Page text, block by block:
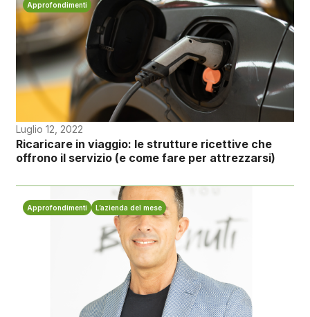
Approfondimenti
Luglio 12, 2022
Ricaricare in viaggio: le strutture ricettive che
offrono il servizio (e come fare per attrezzarsi)
Approfondimenti L’azienda del mese